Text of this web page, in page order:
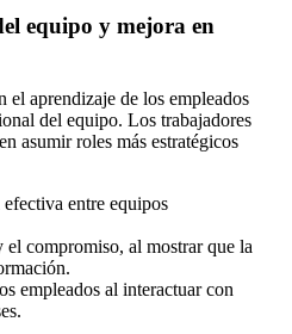
equipo y mejora en
el aprendizaje de los empleados
del equipo. Los trabajadores
asumir roles más estratégicos
entre equipos
compromiso, al mostrar que la
empleados al interactuar con